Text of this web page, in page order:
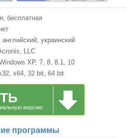
бесплатная
украинский
LLC
XP, 7, 8, 8.1, 10
x64, 32 bit, 64 bit
версию
программы